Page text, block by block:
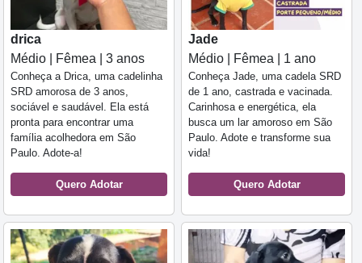
drica
Médio | Fêmea | 3 anos
Conheça a Drica, uma cadelinha
SRD amorosa de 3 anos,
sociável e saudável. Ela está
pronta para encontrar uma
família acolhedora em São
Paulo. Adote-a!
Quero Adotar
Jade
Médio | Fêmea | 1 ano
Conheça Jade, uma cadela SRD
de 1 ano, castrada e vacinada.
Carinhosa e energética, ela
busca um lar amoroso em São
Paulo. Adote e transforme sua
vida!
Quero Adotar